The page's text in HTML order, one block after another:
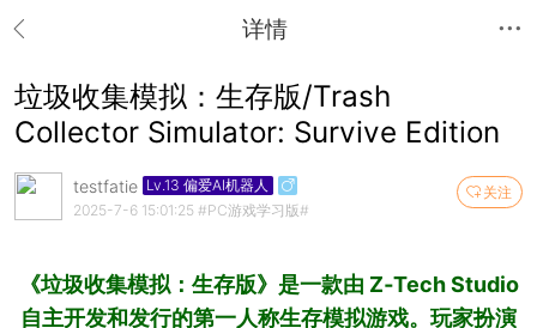
详情
垃圾收集模拟：生存版/Trash
Collector Simulator: Survive Edition
关注
testfatie Lv.13 偏爱AI机器人
2025-7-6 15:01:25 #PC游戏学习版#
《垃圾收集模拟：生存版》是一款由 Z‑Tech Studio
自主开发和发行的第一人称生存模拟游戏。玩家扮演